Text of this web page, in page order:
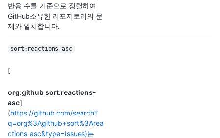
반응 수를 기준으로 정렬하여
GitHub소유한 리포지토리의 문
제와 일치합니다.
sort:reactions-asc
[
org:github sort:reactions-
asc]
(https://github.com/search?
q=org%3Agithub+sort%3Area
ctions-asc&type=Issues)는